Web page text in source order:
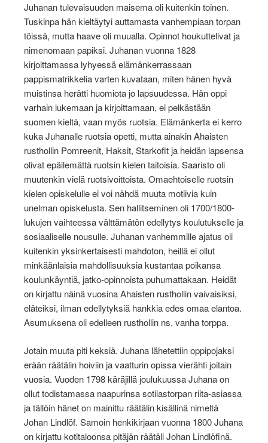
Juhanan tulevaisuuden maisema oli kuitenkin toinen.
Tuskinpa hän kieltäytyi auttamasta vanhempiaan torpan
töissä, mutta haave oli muualla. Opinnot houkuttelivat ja
nimenomaan papiksi. Juhanan vuonna 1828
kirjoittamassa lyhyessä elämänkerrassaan
pappismatrikkelia varten kuvataan, miten hänen hyvä
muistinsa herätti huomiota jo lapsuudessa. Hän oppi
varhain lukemaan ja kirjoittamaan, ei pelkästään
suomen kieltä, vaan myös ruotsia. Elämänkerta ei kerro
kuka Juhanalle ruotsia opetti, mutta ainakin Ahaisten
rusthollin Pomreenit, Haksit, Starkofit ja heidän lapsensa
olivat epäilemättä ruotsin kielen taitoisia. Saaristo oli
muutenkin vielä ruotsivoittoista. Omaehtoiselle ruotsin
kielen opiskelulle ei voi nähdä muuta motiivia kuin
unelman opiskelusta. Sen hallitseminen oli 1700/1800-
lukujen vaihteessa välttämätön edellytys koulutukselle ja
sosiaaliselle nousulle. Juhanan vanhemmille ajatus oli
kuitenkin yksinkertaisesti mahdoton, heillä ei ollut
minkäänlaisia mahdollisuuksia kustantaa poikansa
koulunkäyntiä, jatko-opinnoista puhumattakaan. Heidät
on kirjattu näinä vuosina Ahaisten rusthollin vaivaisiksi,
eläteiksi, ilman edellytyksiä hankkia edes omaa elantoa.
Asumuksena oli edelleen rusthollin ns. vanha torppa.
Jotain muuta piti keksiä. Juhana lähetettiin oppipojaksi
erään räätälin hoiviin ja vaatturin opissa vierähti joitain
vuosia. Vuoden 1798 käräjillä joulukuussa Juhana on
ollut todistamassa naapurinsa sotilastorpan riita-asiassa
ja tällöin hänet on mainittu räätälin kisällinä nimeltä
Johan Lindlöf. Samoin henkikirjaan vuonna 1800 Juhana
on kirjattu kotitaloonsa pitäjän räätäli Johan Lindlöfinä.